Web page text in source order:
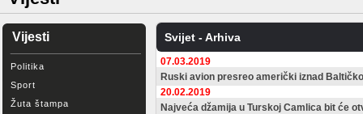
Vijesti
Politika
Sport
Žuta štampa
Svijet - Arhiva
07.03.2019
Ruski avion presreo američki iznad
20.02.2019
Najveća džamija u Turskoj Camlica bit će